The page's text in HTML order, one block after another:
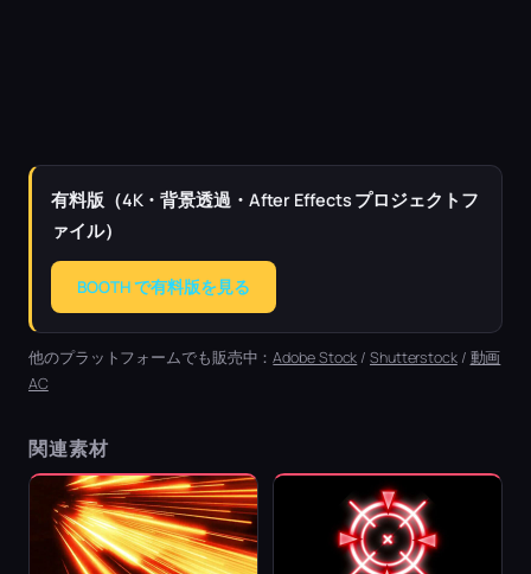
有料版（4K・背景透過・After Effects プロジェクトフ
ァイル）
BOOTH で有料版を見る
他のプラットフォームでも販売中：Adobe Stock /Shutterstock/ 動画
AC
関連素材